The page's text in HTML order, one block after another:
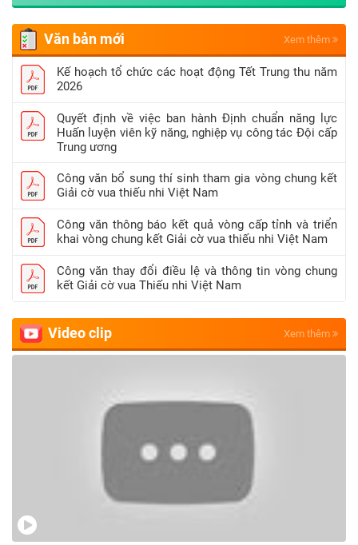
Văn bản mới Xem thêm
Kế hoạch tổ chức các hoạt động Tết Trung thu năm
2026
Quyết định về việc ban hành Định chuẩn năng lực
Huấn luyện viên kỹ năng, nghiệp vụ công tác Đội cấp
Trung ương
Công văn bổ sung thí sinh tham gia vòng chung kết
Giải cờ vua thiếu nhi Việt Nam
Công văn thông báo kết quả vòng cấp tỉnh và triển
khai vòng chung kết Giải cờ vua thiếu nhi Việt Nam
Công văn thay đổi điều lệ và thông tin vòng chung
kết Giải cờ vua Thiếu nhi Việt Nam
Video clip Xem thêm